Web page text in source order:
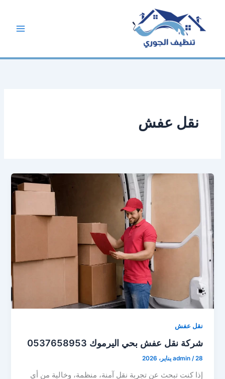
المحتوى
نقل عفش
نقل عفش
شركة نقل عفش بحي اليرموك 0537658953
admin /28 يناير، 2026
إذا كنت تبحث عن تجربة نقل آمنة، منظمة، وخالية من أي